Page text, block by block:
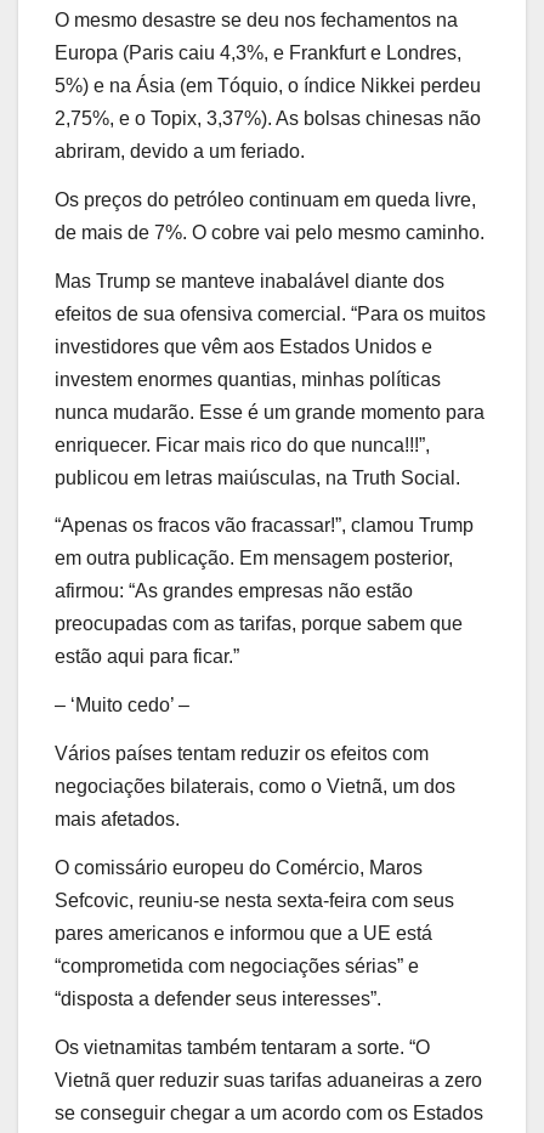
O mesmo desastre se deu nos fechamentos na
Europa (Paris caiu 4,3%, e Frankfurt e Londres,
5%) e na Ásia (em Tóquio, o índice Nikkei perdeu
2,75%, e o Topix, 3,37%). As bolsas chinesas não
abriram, devido a um feriado.
Os preços do petróleo continuam em queda livre,
de mais de 7%. O cobre vai pelo mesmo caminho.
Mas Trump se manteve inabalável diante dos
efeitos de sua ofensiva comercial. “Para os muitos
investidores que vêm aos Estados Unidos e
investem enormes quantias, minhas políticas
nunca mudarão. Esse é um grande momento para
enriquecer. Ficar mais rico do que nunca!!!”,
publicou em letras maiúsculas, na Truth Social.
“Apenas os fracos vão fracassar!”, clamou Trump
em outra publicação. Em mensagem posterior,
afirmou: “As grandes empresas não estão
preocupadas com as tarifas, porque sabem que
estão aqui para ficar.”
– ‘Muito cedo’ –
Vários países tentam reduzir os efeitos com
negociações bilaterais, como o Vietnã, um dos
mais afetados.
O comissário europeu do Comércio, Maros
Sefcovic, reuniu-se nesta sexta-feira com seus
pares americanos e informou que a UE está
“comprometida com negociações sérias” e
“disposta a defender seus interesses”.
Os vietnamitas também tentaram a sorte. “O
Vietnã quer reduzir suas tarifas aduaneiras a zero
se conseguir chegar a um acordo com os Estados